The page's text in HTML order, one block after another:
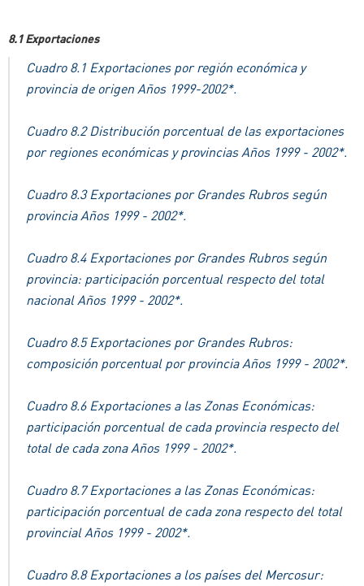
8.1 Exportaciones
Cuadro 8.1 Exportaciones por región económica y
provincia de origen Años 1999-2002*.
Cuadro 8.2 Distribución porcentual de las exportaciones
por regiones económicas y provincias Años 1999 - 2002*.
Cuadro 8.3 Exportaciones por Grandes Rubros según
provincia Años 1999 - 2002*.
Cuadro 8.4 Exportaciones por Grandes Rubros según
provincia: participación porcentual respecto del total
nacional Años 1999 - 2002*.
Cuadro 8.5 Exportaciones por Grandes Rubros:
composición porcentual por provincia Años 1999 - 2002*.
Cuadro 8.6 Exportaciones a las Zonas Económicas:
participación porcentual de cada provincia respecto del
total de cada zona Años 1999 - 2002*.
Cuadro 8.7 Exportaciones a las Zonas Económicas:
participación porcentual de cada zona respecto del total
provincial Años 1999 - 2002*.
Cuadro 8.8 Exportaciones a los países del Mercosur: